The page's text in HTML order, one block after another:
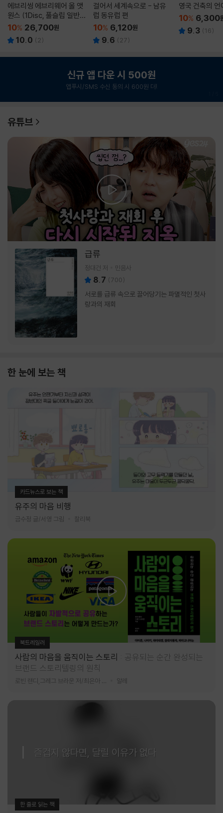
에브리씽 에브리웨어 올 앳
원스 (1Disc, 풀슬립 일반
판) : 블루레이
10% 26,700원
10.0 ( 2)
걸어서 세계속으로 - 남유
럽 동유럽 편
10% 6,120원
9.6 ( 27)
영국 건축의 언
10% 6,300
9.3 (16)
신규 앱 다운 시 500원
앱푸시/SMS 수신 동의 시 600원 더!
유튜브
급류
정대건 저 민음사
8.7 (700)
서로를 급류 속으로 끌어당기는 파멸적인 첫사
랑과의 재회
한 눈에 보는 책
카드뉴스로 보는 책
유주의 마음 비행
금수정 글/서영 그림 찰리북
북트레일러
사람의 마음을 움직이는 스토리
공유되는 순간 완성되는
브랜드 스토리텔링의 원칙
알레
즐겁지 않다면, 달릴 이유가 없다
한 줄로 읽는 책